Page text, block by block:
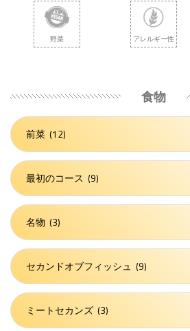
野菜 アレルギー性
食物
前菜 (12)
最初のコース (9)
名物 (3)
セカンドオブフィッシュ (9)
ミートセカンズ (3)